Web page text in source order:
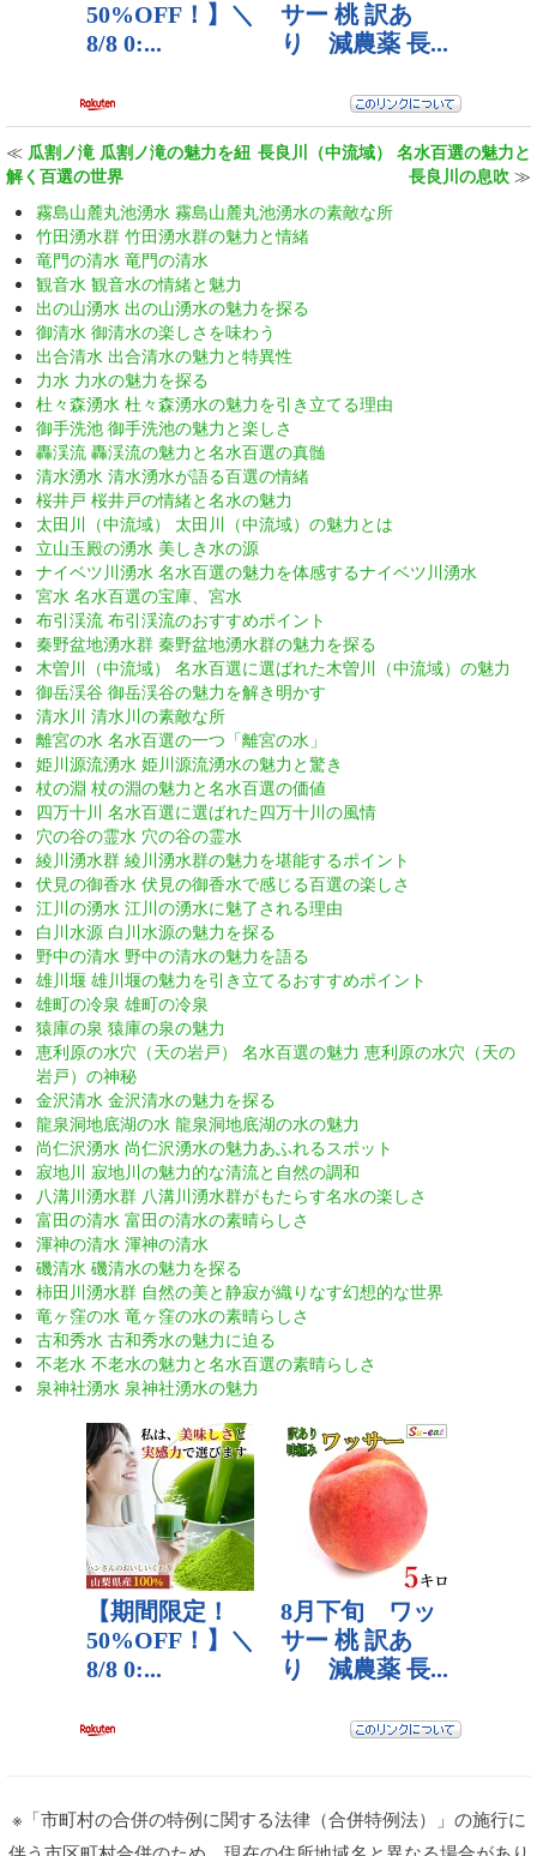
≪ 瓜割ノ滝 瓜割ノ滝の魅力を紐
解く百選の世界
長良川（中流域） 名水百選の魅力と
長良川の息吹 ≫
霧島山麓丸池湧水 霧島山麓丸池湧水の素敵な所
竹田湧水群 竹田湧水群の魅力と情緒
竜門の清水 竜門の清水
観音水 観音水の情緒と魅力
出の山湧水 出の山湧水の魅力を探る
御清水 御清水の楽しさを味わう
出合清水 出合清水の魅力と特異性
力水 力水の魅力を探る
杜々森湧水 杜々森湧水の魅力を引き立てる理由
御手洗池 御手洗池の魅力と楽しさ
轟渓流 轟渓流の魅力と名水百選の真髄
清水湧水 清水湧水が語る百選の情緒
桜井戸 桜井戸の情緒と名水の魅力
太田川（中流域） 太田川（中流域）の魅力とは
立山玉殿の湧水 美しき水の源
ナイベツ川湧水 名水百選の魅力を体感するナイベツ川湧水
宮水 名水百選の宝庫、宮水
布引渓流 布引渓流のおすすめポイント
秦野盆地湧水群 秦野盆地湧水群の魅力を探る
木曽川（中流域） 名水百選に選ばれた木曽川（中流域）の魅力
御岳渓谷 御岳渓谷の魅力を解き明かす
清水川 清水川の素敵な所
離宮の水 名水百選の一つ「離宮の水」
姫川源流湧水 姫川源流湧水の魅力と驚き
杖の淵 杖の淵の魅力と名水百選の価値
四万十川 名水百選に選ばれた四万十川の風情
穴の谷の霊水 穴の谷の霊水
綾川湧水群 綾川湧水群の魅力を堪能するポイント
伏見の御香水 伏見の御香水で感じる百選の楽しさ
江川の湧水 江川の湧水に魅了される理由
白川水源 白川水源の魅力を探る
野中の清水 野中の清水の魅力を語る
雄川堰 雄川堰の魅力を引き立てるおすすめポイント
雄町の冷泉 雄町の冷泉
猿庫の泉 猿庫の泉の魅力
恵利原の水穴（天の岩戸） 名水百選の魅力 恵利原の水穴（天の
岩戸）の神秘
金沢清水 金沢清水の魅力を探る
龍泉洞地底湖の水 龍泉洞地底湖の水の魅力
尚仁沢湧水 尚仁沢湧水の魅力あふれるスポット
寂地川 寂地川の魅力的な清流と自然の調和
八溝川湧水群 八溝川湧水群がもたらす名水の楽しさ
富田の清水 富田の清水の素晴らしさ
渾神の清水 渾神の清水
磯清水 磯清水の魅力を探る
柿田川湧水群 自然の美と静寂が織りなす幻想的な世界
竜ヶ窪の水 竜ヶ窪の水の素晴らしさ
古和秀水 古和秀水の魅力に迫る
不老水 不老水の魅力と名水百選の素晴らしさ
泉神社湧水 泉神社湧水の魅力
※「市町村の合併の特例に関する法律（合併特例法）」の施行に